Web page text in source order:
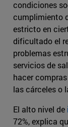
condiciones
cumplimiento
estricto en
dificultado el
problemas
servicios de
hacer
las cárceles o
El alto nivel de
72%, explica